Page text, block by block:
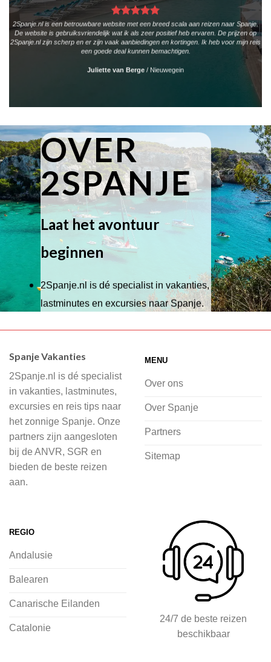
2Spanje.nl is een betrouwbare website met een breed scala aan reizen naar Spanje.
De website is gebruiksvriendelijk wat ik als zeer positief heb ervaren. De prijzen op
2Spanje.nl zijn scherp en er zijn vaak aanbiedingen en kortingen. Ik heb voor mijn reis
een goede deal kunnen bemachtigen.
Juliette van Berge / Nieuwegein
OVER
2SPANJE
Laat het avontuur
beginnen
2Spanje.nl is dé specialist in vakanties,
lastminutes en excursies naar Spanje.
Wij hebben een breed scala aan
of je nu wilt relaxen op het strand,
cultuur wilt ontdekken of avontuur zoekt
in de natuur.
Bij 2Spanje.nl begint de voorpret al
voordat je het vliegtuig instapt, door
inspiratie op te doen over dit zonnige
vliegvakantie zoeken en boeken bij
2Spanje.nl, met een team dat altijd
klaarstaat om eventuele vragen te
beantwoorden en ervoor te zorgen dat
jij met een gerust hart op vakantie kunt
Spanje Vakanties
2Spanje.nl is dé specialist
in vakanties, lastminutes,
excursies en reis tips naar
het zonnige Spanje. Onze
partners zijn aangesloten
bij de ANVR, SGR en
bieden de beste reizen
aan.
MENU
Over ons
Over Spanje
Partners
Sitemap
REGIO
Andalusie
Balearen
Canarische Eilanden
Catalonie
24/7 de beste reizen
beschikbaar